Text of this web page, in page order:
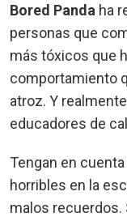
Bored Panda ha
personas que
más tóxicos que
comportamiento
atroz. Y
educadores de
Tengan en
horribles en la
malos recuerdos.